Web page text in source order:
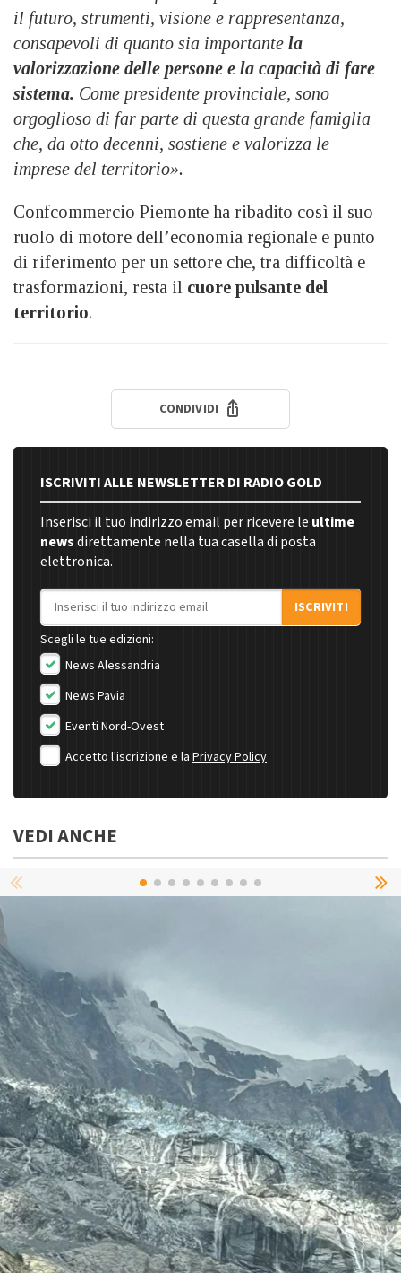
il futuro, strumenti, visione e rappresentanza,
consapevoli di quanto sia importante la
valorizzazione delle persone e la capacità di fare
sistema. Come presidente provinciale, sono
orgoglioso di far parte di questa grande famiglia
che, da otto decenni, sostiene e valorizza le
imprese del territorio».
Confcommercio Piemonte ha ribadito così il suo
ruolo di motore dell’economia regionale e punto
di riferimento per un settore che, tra difficoltà e
trasformazioni, resta il cuore pulsante del
territorio.
CONDIVIDI
ISCRIVITI ALLE NEWSLETTER DI RADIO GOLD
Inserisci il tuo indirizzo email per ricevere le ultime
newsdirettamente nella tua casella di posta
elettronica.
Indirizzo email
ISCRIVITI
Scegli le tue edizioni:
News Alessandria
News Pavia
Eventi Nord-Ovest
Accetto l'iscrizione e la Privacy Policy
VEDI ANCHE